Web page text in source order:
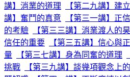
講】消業的道理
【第二九講】建
講】奮鬥的真意
【第三一講】正
的考驗
【第三三講】消業渡人的
信任的重要
【第三五講】信心與
量
【第三七講】身為同奮的道理
挑戰
【第三九講】談幾項觀念上